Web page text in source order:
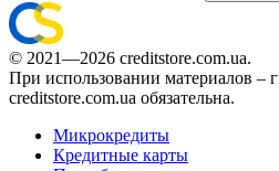
© 2021—2026 creditstore.com.ua.
При использовании материалов –
creditstore.com.ua обязательна.
Микрокредиты
Кредитные карты